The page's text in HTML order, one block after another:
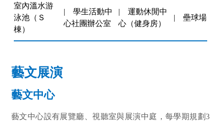
室內溫水游
泳池 （Ｓ
棟）
| 學生活動中
心社團辦公室
| 運動休閒中
心（健身房）
| 壘球場
藝文展演
藝文中心
藝文中心設有展覽廳、視聽室與展演中庭，每學期規劃3